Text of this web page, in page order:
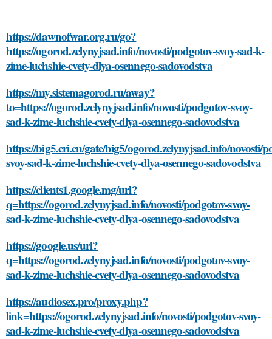
https://dawnofwar.org.ru/go?
https://ogorod.zelynyjsad.info/novosti/podgotov-svoy-sad-k-
zime-luchshie-cvety-dlya-osennego-sadovodstva
https://my.sistemagorod.ru/away?
to=https://ogorod.zelynyjsad.info/novosti/podgotov-svoy-
sad-k-zime-luchshie-cvety-dlya-osennego-sadovodstva
https://big5.cri.cn/gate/big5/ogorod.zelynyjsad.info/novosti/
svoy-sad-k-zime-luchshie-cvety-dlya-osennego-sadovodstva
https://clients1.google.mg/url?
q=https://ogorod.zelynyjsad.info/novosti/podgotov-svoy-
sad-k-zime-luchshie-cvety-dlya-osennego-sadovodstva
https://google.us/url?
q=https://ogorod.zelynyjsad.info/novosti/podgotov-svoy-
sad-k-zime-luchshie-cvety-dlya-osennego-sadovodstva
https://audiosex.pro/proxy.php?
link=https://ogorod.zelynyjsad.info/novosti/podgotov-svoy-
sad-k-zime-luchshie-cvety-dlya-osennego-sadovodstva